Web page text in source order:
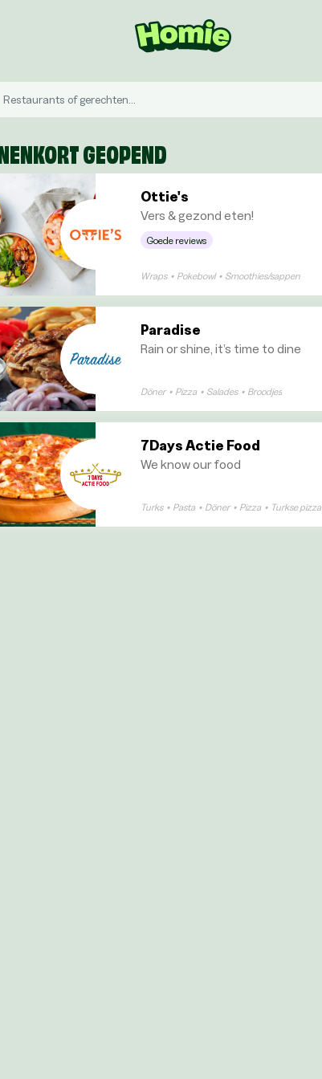
GEOPEND
Ottie's
Vers & gezond eten!
Goede reviews
Wraps • Pokebowl • Smoothies/sappen
Paradise
Rain or shine, it’s time to dine
Döner • Pizza • Salades • Broodjes
7Days Actie Food
We know our food
Turks • Pasta • Döner • Pizza • Turkse pizza